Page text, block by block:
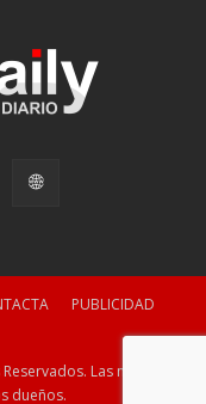
PUBLICIDAD
Las marcas y
dueños.